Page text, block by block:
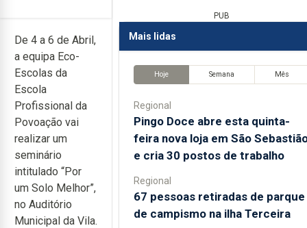
De 4 a 6 de Abril,
a equipa Eco-
Escolas da
Escola
Profissional da
Povoação vai
realizar um
seminário
intitulado “Por
um Solo Melhor”,
no Auditório
Municipal da Vila.
PUB
Mais lidas
Hoje Semana Mês
Regional
Pingo Doce abre esta quinta-
feira nova loja em São
e cria 30 postos de trabalho
Regional
67 pessoas retiradas de parque
de campismo na ilha Terceira